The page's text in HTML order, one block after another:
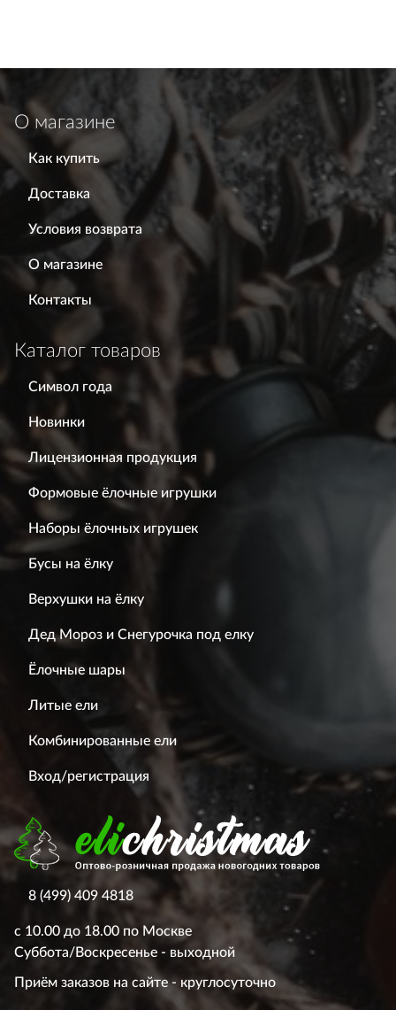
О магазине
Как купить
Доставка
Условия возврата
О магазине
Контакты
Каталог товаров
Символ года
Новинки
Лицензионная продукция
Формовые ёлочные игрушки
Наборы ёлочных игрушек
Бусы на ёлку
Верхушки на ёлку
Дед Мороз и Снегурочка под елку
Ёлочные шары
Литые ели
Комбинированные ели
Вход/регистрация
8 (499) 409 4818
с 10.00 до 18.00 по Москве
Суббота/Воскресенье - выходной
Приём заказов на сайте - круглосуточно